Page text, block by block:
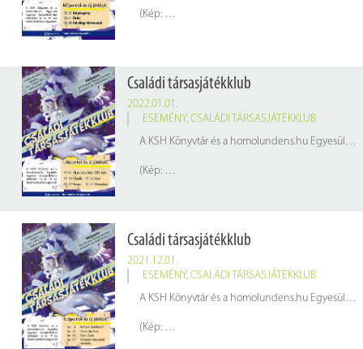
(Kép: pixabay.com
Családi társasjátékklub
2022.01.01.
ESEMÉNY, CSALÁDI TÁRSASJÁTÉKKLUB
A KSH Könyvtár és a homolundens.hu Egyesület ingyenes társasjáték klubja hétfőnként 16 és 19 óra között, kicsiknek és nagyoknak.
(Kép: pixabay.com
Családi társasjátékklub
2021.12.01.
ESEMÉNY, CSALÁDI TÁRSASJÁTÉKKLUB
A KSH Könyvtár és a homolundens.hu Egyesület ingyenes társasjáték klubja hétfőnként 16 és 19 óra között, kicsiknek és nagyoknak.
(Kép: pixabay.com